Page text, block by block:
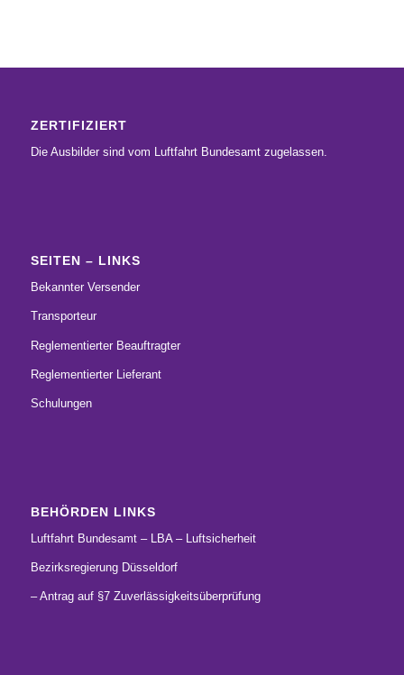
ZERTIFIZIERT
Die Ausbilder sind vom Luftfahrt Bundesamt zugelassen.
SEITEN – LINKS
Bekannter Versender
Transporteur
Reglementierter Beauftragter
Reglementierter Lieferant
Schulungen
BEHÖRDEN LINKS
Luftfahrt Bundesamt – LBA – Luftsicherheit
Bezirksregierung Düsseldorf
– Antrag auf §7 Zuverlässigkeitsüberprüfung